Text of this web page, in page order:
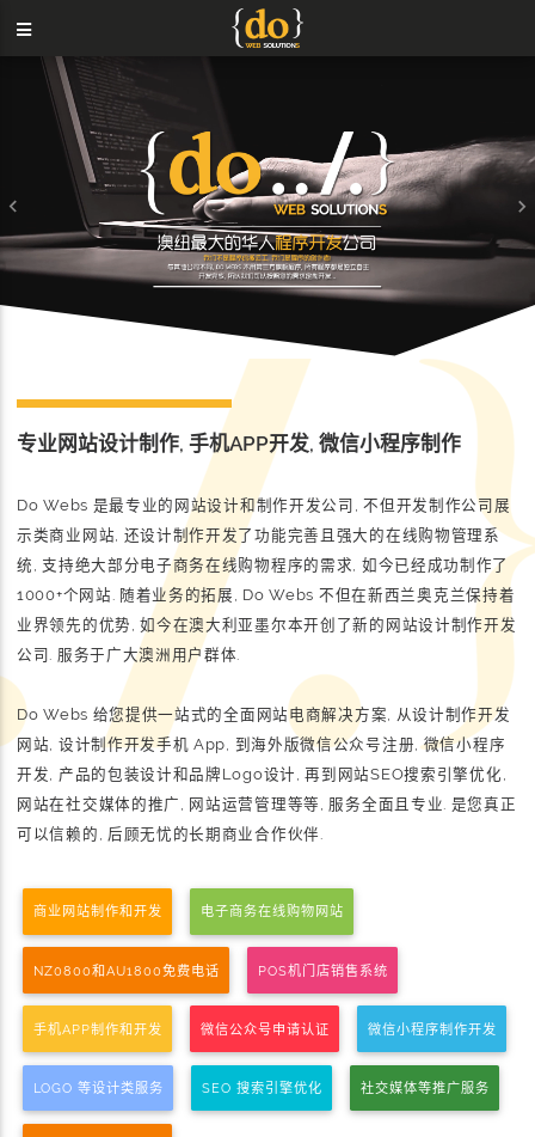
Previous
专业网站设计制作, 手机APP开发, 微信小程序制作
Do Webs 是最专业的网站设计和制作开发公司, 不但开发制作公司展
示类商业网站, 还设计制作开发了功能完善且强大的在线购物管理系
统, 支持绝大部分电子商务在线购物程序的需求, 如今已经成功制作了
1000+个网站. 随着业务的拓展, Do Webs 不但在新西兰奥克兰保持着
业界领先的优势, 如今在澳大利亚墨尔本开创了新的网站设计制作开发
公司. 服务于广大澳洲用户群体.
Do Webs 给您提供一站式的全面网站电商解决方案, 从设计制作开发
网站, 设计制作开发手机 App, 到海外版微信公众号注册, 微信小程序
开发, 产品的包装设计和品牌Logo设计, 再到网站SEO搜索引擎优化,
网站在社交媒体的推广, 网站运营管理等等, 服务全面且专业. 是您真正
可以信赖的, 后顾无忧的长期商业合作伙伴.
商业网站制作和开发 电子商务在线购物网站
NZ0800和AU1800免费电话 POS机门店销售系统
手机APP制作和开发 微信公众号申请认证 微信小程序制作开发
LOGO 等设计类服务 SEO 搜索引擎优化 社交媒体等推广服务